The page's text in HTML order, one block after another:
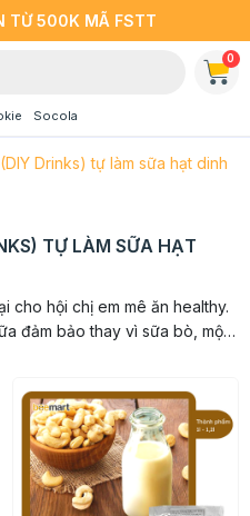
TỪ 500K MÃ FSTT
Socola
0
Drinks) tự làm sữa hạt dinh
TỰ LÀM SỮA HẠT
cho hội chị em mê ăn healthy.
đảm bảo thay vì sữa bò, một